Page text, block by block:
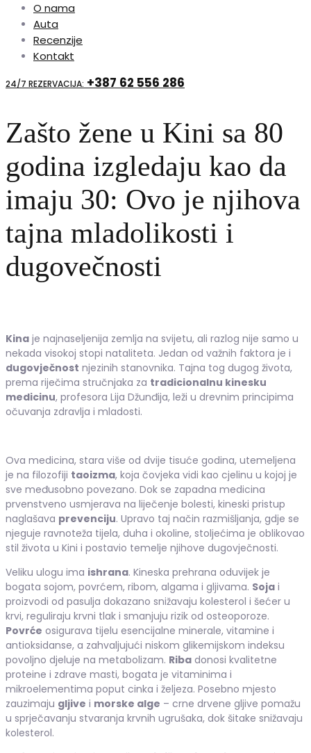
O nama
Auta
Recenzije
Kontakt
24/7 REZERVACIJA: +387 62 556 286
Zašto žene u Kini sa 80
godina izgledaju kao da
imaju 30: Ovo je njihova
tajna mladolikosti i
dugovečnosti
Kina je najnaseljenija zemlja na svijetu, ali razlog nije samo u
nekada visokoj stopi nataliteta. Jedan od važnih faktora je i
dugovječnost njezinih stanovnika. Tajna tog dugog života,
prema riječima stručnjaka za tradicionalnu kinesku
medicinu, profesora Lija Džunđija, leži u drevnim principima
očuvanja zdravlja i mladosti.
Ova medicina, stara više od dvije tisuće godina, utemeljena
je na filozofiji taoizma, koja čovjeka vidi kao cjelinu u kojoj je
sve međusobno povezano. Dok se zapadna medicina
prvenstveno usmjerava na liječenje bolesti, kineski pristup
naglašava prevenciju. Upravo taj način razmišljanja, gdje se
njeguje ravnoteža tijela, duha i okoline, stoljećima je oblikovao
stil života u Kini i postavio temelje njihove dugovječnosti.
Veliku ulogu ima ishrana. Kineska prehrana oduvijek je
bogata sojom, povrćem, ribom, algama i gljivama. Soja i
proizvodi od pasulja dokazano snižavaju kolesterol i šećer u
krvi, reguliraju krvni tlak i smanjuju rizik od osteoporoze.
Povrće osigurava tijelu esencijalne minerale, vitamine i
antioksidanse, a zahvaljujući niskom glikemijskom indeksu
povoljno djeluje na metabolizam. Riba donosi kvalitetne
proteine i zdrave masti, bogata je vitaminima i
mikroelementima poput cinka i željeza. Posebno mjesto
zauzimaju gljive i morske alge – crne drvene gljive pomažu
u sprječavanju stvaranja krvnih ugrušaka, dok šitake snižavaju
kolesterol.